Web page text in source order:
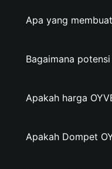
Apa yang
Bagaimana
Apakah harga
Apakah Dompet